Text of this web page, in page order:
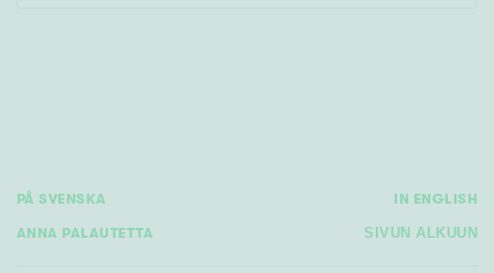
PÅ SVENSKA IN ENGLISH
ANNA PALAUTETTA SIVUN ALKUUN